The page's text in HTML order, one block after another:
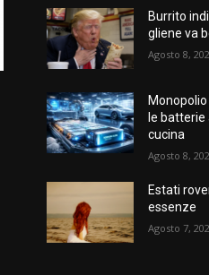
Burrito
gliene va
Agosto 8,
le
cucina
Agosto 8,
Estati
essenze
Agosto 7,